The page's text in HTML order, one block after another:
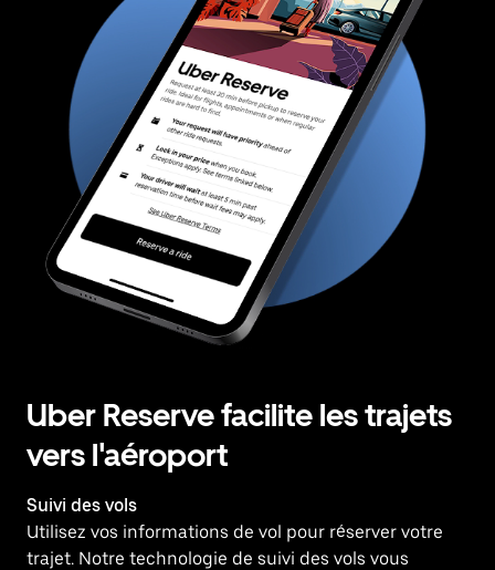
Uber Reserve facilite les trajets
vers l'aéroport
Suivi des vols
Utilisez vos informations de vol pour réserver votre
trajet. Notre technologie de suivi des vols vous